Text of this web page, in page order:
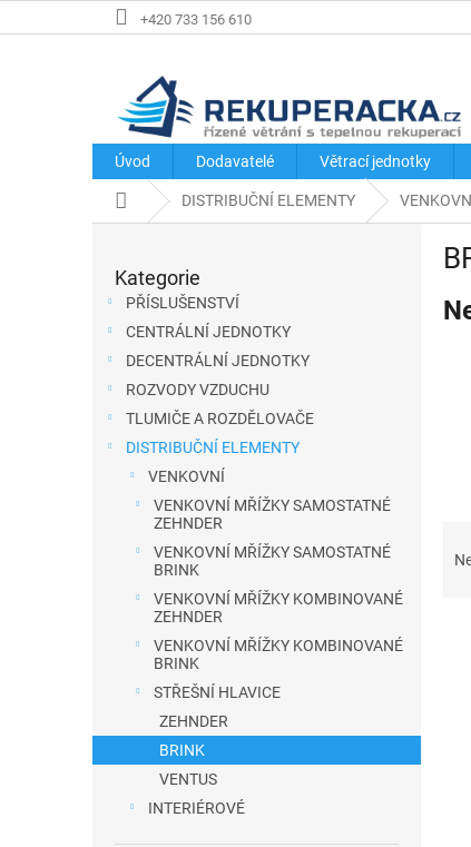
na
+420 733 156 610
Úvod Dodavatelé Větrací jednotky
Domů DISTRIBUČNÍ ELEMENTY
Přeskočit
kategorie
Kategorie
PŘÍSLUŠENSTVÍ
CENTRÁLNÍ JEDNOTKY
DECENTRÁLNÍ JEDNOTKY
ROZVODY VZDUCHU
TLUMIČE A ROZDĚLOVAČE
DISTRIBUČNÍ ELEMENTY
VENKOVNÍ
VENKOVNÍ MŘÍŽKY SAMOSTATNÉ
ZEHNDER
VENKOVNÍ MŘÍŽKY SAMOSTATNÉ
BRINK
VENKOVNÍ MŘÍŽKY KOMBINOVANÉ
ZEHNDER
VENKOVNÍ MŘÍŽKY KOMBINOVANÉ
BRINK
STŘEŠNÍ HLAVICE
ZEHNDER
BRINK
VENTUS
INTERIÉROVÉ
a